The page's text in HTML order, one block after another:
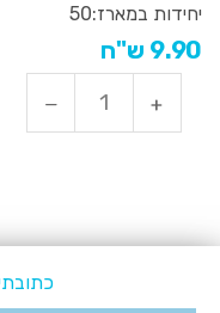
יחידות במארז:50
9.90 ש"ח